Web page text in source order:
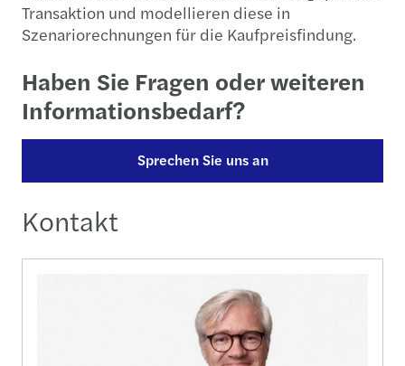
Transaktion und modellieren diese in
Szenariorechnungen für die Kaufpreisfindung.
Haben Sie Fragen oder weiteren
Informationsbedarf?
Sprechen Sie uns an
Kontakt